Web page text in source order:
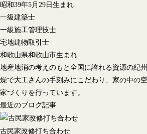
昭和39年5月29日生まれ
一級建築士
一級施工管理技士
宅地建物取引士
和歌山県和歌山市生まれ
地産地消の考えのもと全国に誇れる資源の紀
燥で大工さんの手刻みにこだわり、家の中の
家づくりを行っています。
最近のブログ記事
古民家改修打ち合わせ